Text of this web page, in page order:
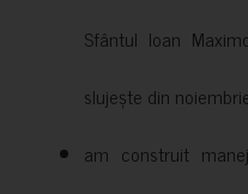
Sfântul Ioan
slujește din
am construit